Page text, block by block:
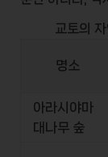
교토의
명소
아라시야마
대나무 숲